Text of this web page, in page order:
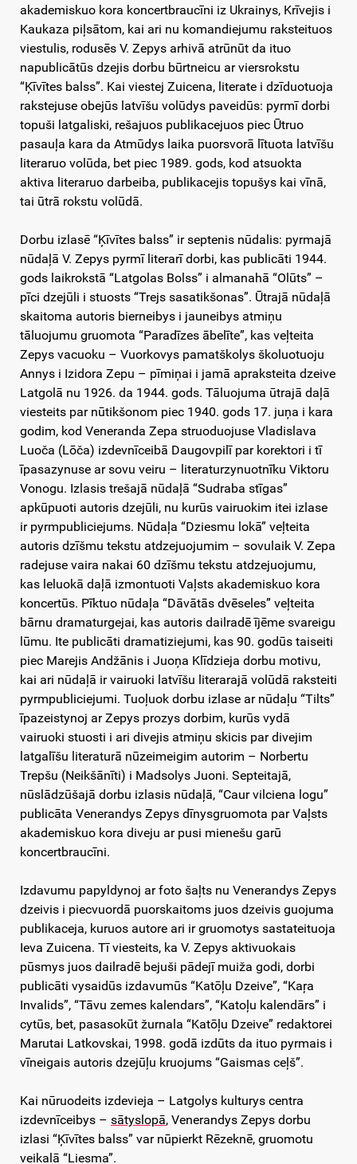
akademiskuo kora koncertbraucīni iz Ukrainys, Krīvejis i
Kaukaza piļsātom, kai ari nu komandiejumu raksteituos
viestulis, rodusēs V. Zepys arhivā atrūnūt da ituo
napublicātūs dzejis dorbu būrtneicu ar viersrokstu
“Ķīvītes balss”. Kai viestej Zuicena, literate i dzīduotuoja
rakstejuse obejūs latvīšu volūdys paveidūs: pyrmī dorbi
topuši latgaliski, rešajuos publikacejuos piec Ūtruo
pasauļa kara da Atmūdys laika puorsvorā lītuota latvīšu
literaruo volūda, bet piec 1989. gods, kod atsuokta
aktiva literaruo darbeiba, publikacejis topušys kai vīnā,
tai ūtrā rokstu volūdā.
Dorbu izlasē “Ķīvītes balss” ir septenis nūdalis: pyrmajā
nūdaļā V. Zepys pyrmī literarī dorbi, kas publicāti 1944.
gods laikrokstā “Latgolas Bolss” i almanahā “Olūts” –
pīci dzejūli i stuosts “Trejs sasatikšonas”. Ūtrajā nūdaļā
skaitoma autoris bierneibys i jauneibys atmiņu
tāluojumu gruomota “Paradīzes ābelīte”, kas veļteita
Zepys vacuoku – Vuorkovys pamatškolys školuotuoju
Annys i Izidora Zepu – pīmiņai i jamā apraksteita dzeive
Latgolā nu 1926. da 1944. gods. Tāluojuma ūtrajā daļā
viesteits par nūtikšonom piec 1940. gods 17. juņa i kara
godim, kod Veneranda Zepa struoduojuse Vladislava
Luoča (Lōča) izdevnīceibā Daugovpilī par korektori i tī
īpasazynuse ar sovu veiru – literaturzynuotnīku Viktoru
Vonogu. Izlasis trešajā nūdaļā “Sudraba stīgas”
apkūpuoti autoris dzejūli, nu kurūs vairuokim itei izlase
ir pyrmpubliciejums. Nūdaļa “Dziesmu lokā” veļteita
autoris dzīšmu tekstu atdzejuojumim – sovulaik V. Zepa
radejuse vaira nakai 60 dzīšmu tekstu atdzejuojumu,
kas leluokā daļā izmontuoti Vaļsts akademiskuo kora
koncertūs. Pīktuo nūdaļa “Dāvātās dvēseles” veļteita
bārnu dramaturgejai, kas autoris dailradē ījēme svareigu
lūmu. Ite publicāti dramatiziejumi, kas 90. godūs taiseiti
piec Marejis Andžānis i Juoņa Klīdzieja dorbu motivu,
kai ari nūdaļā ir vairuoki latvīšu literarajā volūdā raksteiti
pyrmpubliciejumi. Tuoļuok dorbu izlase ar nūdaļu “Tilts”
īpazeistynoj ar Zepys prozys dorbim, kurūs vydā
vairuoki stuosti i ari divejis atmiņu skicis par divejim
latgalīšu literaturā nūzeimeigim autorim – Norbertu
Trepšu (Neikšānīti) i Madsolys Juoni. Septeitajā,
nūslādzūšajā dorbu izlasis nūdaļā, “Caur vilciena logu”
publicāta Venerandys Zepys dīnysgruomota par Vaļsts
akademiskuo kora diveju ar pusi mienešu garū
koncertbraucīni.
Izdavumu papyldynoj ar foto šaļts nu Venerandys Zepys
dzeivis i piecvuordā puorskaitoms juos dzeivis guojuma
publikaceja, kuruos autore ari ir gruomotys sastateituoja
Ieva Zuicena. Tī viesteits, ka V. Zepys aktivuokais
pūsmys juos dailradē bejuši pādejī muiža godi, dorbi
publicāti vysaidūs izdavumūs “Katōļu Dzeive”, “Kaŗa
Invalids”, “Tāvu zemes kalendars”, “Katoļu kalendārs” i
cytūs, bet, pasasokūt žurnala “Katōļu Dzeive” redaktorei
Marutai Latkovskai, 1998. godā izdūts da ituo pyrmais i
vīneigais autoris dzejūļu kruojums “Gaismas ceļš”.
Kai nūruodeits izdevieja – Latgolys kulturys centra
izdevnīceibys – sātyslopā, Venerandys Zepys dorbu
izlasi “Ķīvītes balss” var nūpierkt Rēzeknē, gruomotu
veikalā “Liesma”.